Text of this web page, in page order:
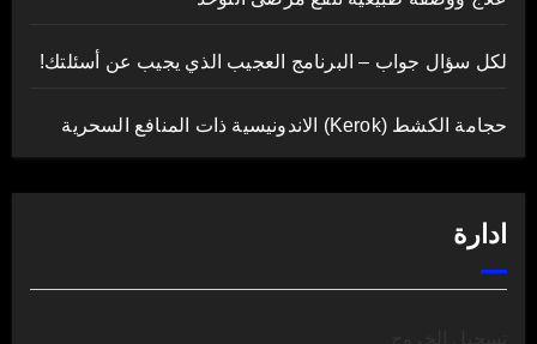
لكل سؤال جواب – البرنامج العجيب الذي يجيب عن أسئلتك!
حجامة الكشط (Kerok) الاندونيسية ذات المنافع السحرية
ادارة